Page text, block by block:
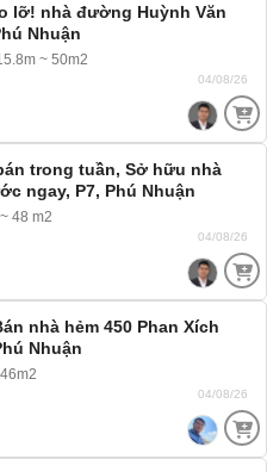
lỡ! nhà đường Huỳnh Văn
Nhuận
~ 50m2
04/08/26
trong tuần, Sở hữu nhà
ngay, P7, Phú Nhuận
48 m2
04/08/26
nhà hẻm 450 Phan Xích
Nhuận
04/08/26